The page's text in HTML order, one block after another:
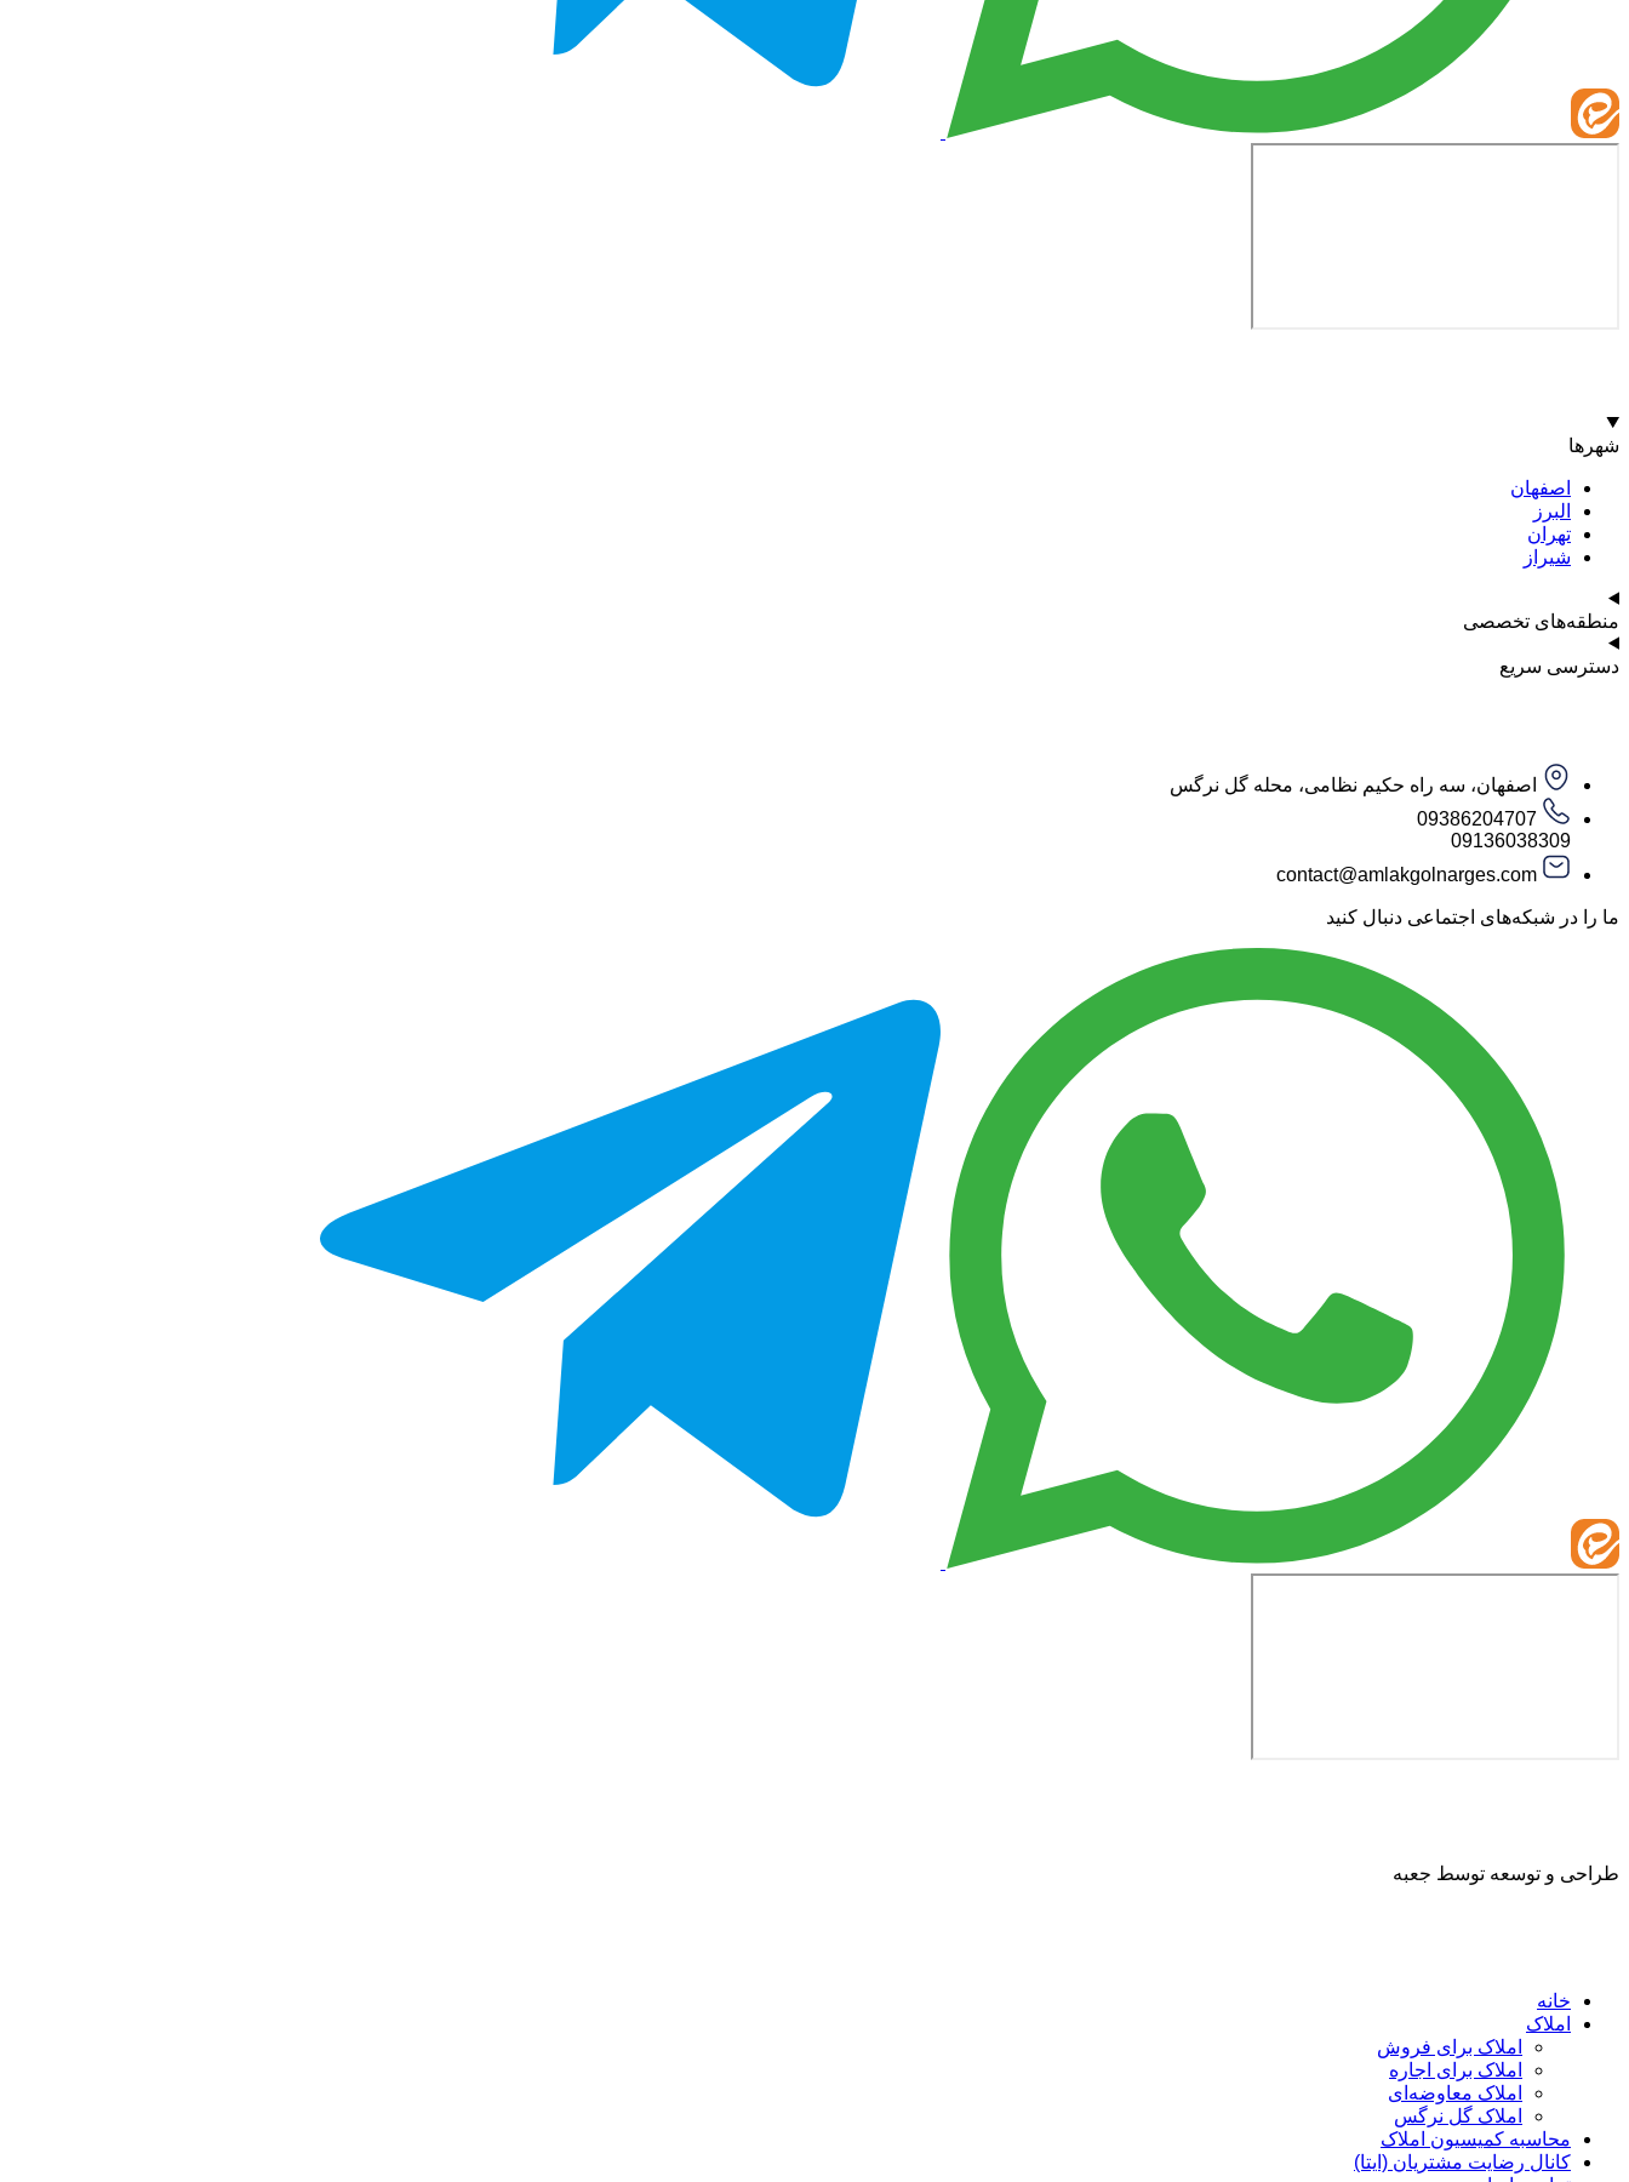
شهرها
اصفهان
البرز
تهران
شیراز
منطقه‌های تخصصی
دسترسی سریع
اصفهان، سه راه حکیم نظامی، محله گل نرگس
09386204707
09136038309
contact@amlakgolnarges.com
ما را در شبکه‌های اجتماعی دنبال کنید
طراحی و توسعه توسط جعبه
خانه
املاک
املاک برای فروش
املاک برای اجاره
املاک معاوضه‌ای
املاک گل نرگس
محاسبه کمیسیون املاک
کانال رضایت مشتریان (ایتا)